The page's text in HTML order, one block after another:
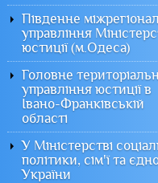
Південне
управління
юстиції (м.Одеса)
Головне
управління юстиції в
Івано-Франківській
області
У Міністерстві
політики, сім'ї та
України